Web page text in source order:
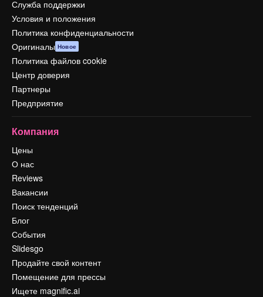
Служба поддержки
Условия и положения
Политика конфиденциальности
Оригиналы Новое
Политика файлов cookie
Центр доверия
Партнеры
Предприятие
Компания
Цены
О нас
Reviews
Вакансии
Поиск тенденций
Блог
События
Slidesgo
Продайте свой контент
Помещение для прессы
Ищете magnific.ai